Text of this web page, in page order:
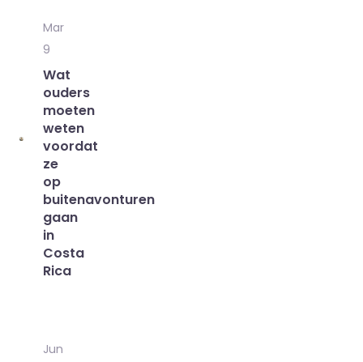
Mar
9
Wat
ouders
moeten
weten
voordat
ze
op
buitenavonturen
gaan
in
Costa
Rica
Jun